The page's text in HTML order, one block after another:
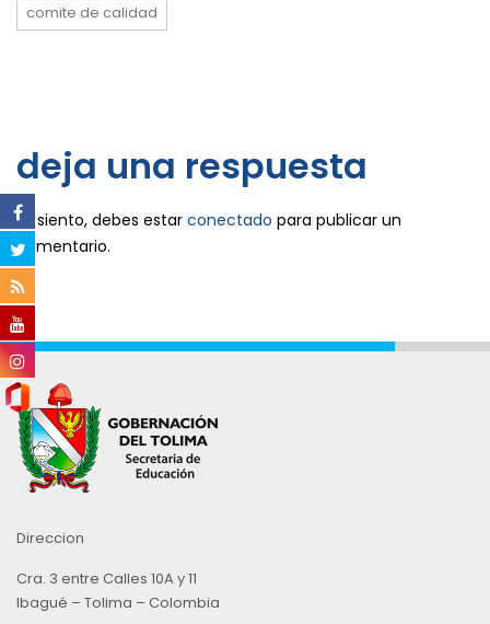
comite de calidad
deja una respuesta
Lo siento, debes estar conectado para publicar un
comentario.
Direccion
Cra. 3 entre Calles 10A y 11
Ibagué – Tolima – Colombia